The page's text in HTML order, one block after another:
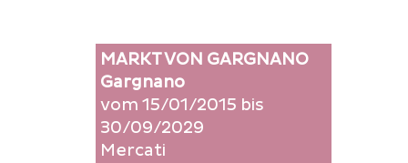
MARKT VON GARGNANO
Gargnano
vom 15/01/2015 bis
30/09/2029
Mercati